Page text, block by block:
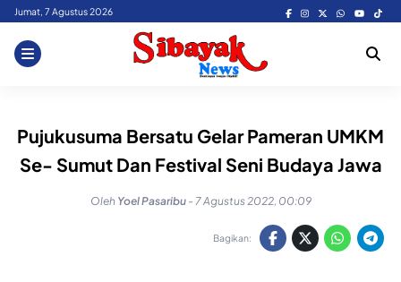
Skip
content
Jumat, 7 Agustus 2026
Pujukusuma Bersatu Gelar Pameran UMKM
Se- Sumut Dan Festival Seni Budaya Jawa
Oleh Yoel Pasaribu - 7 Agustus 2022, 00:09
Bagikan: